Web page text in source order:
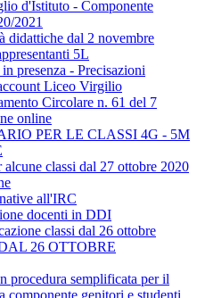
d'Istituto - Componente
2021
didattiche dal 2 novembre
5L
presenza - Precisazioni
Liceo Virgilio
Circolare n. 61 del 7
online
PER LE CLASSI 4G - 5M
classi dal 27 ottobre 2020
all'IRC
docenti in DDI
classi dal 26 ottobre
26 OTTOBRE
procedura semplificata per il